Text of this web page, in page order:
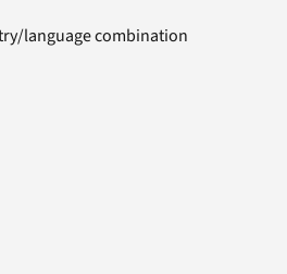
language combination